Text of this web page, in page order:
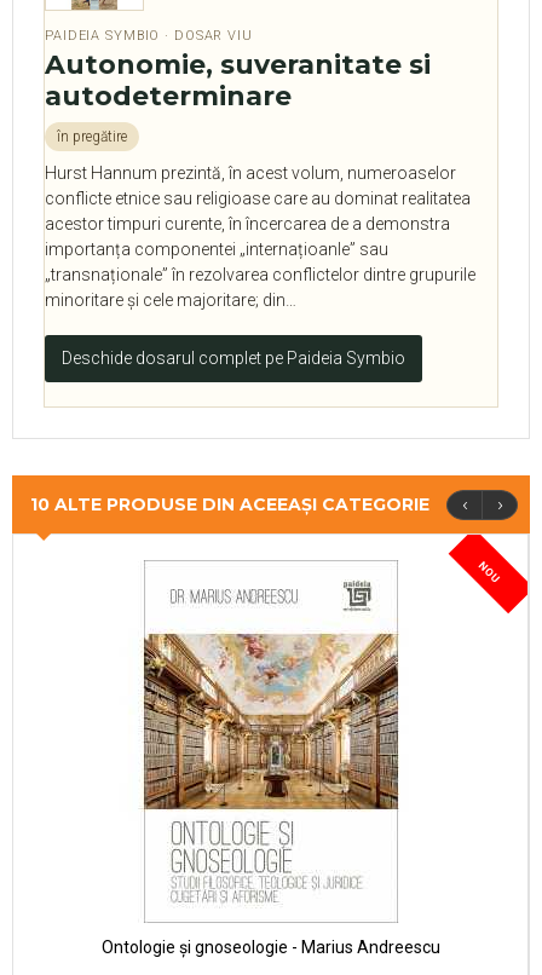
PAIDEIA SYMBIO · DOSAR VIU
Autonomie, suveranitate si
autodeterminare
în pregătire
Hurst Hannum prezintă, în acest volum, numeroaselor
conflicte etnice sau religioase care au dominat realitatea
acestor timpuri curente, în încercarea de a demonstra
importanța componentei „internațioanle” sau
„transnaționale” în rezolvarea conflictelor dintre grupurile
minoritare şi cele majoritare; din…
Deschide dosarul complet pe Paideia Symbio
10 ALTE PRODUSE DIN ACEEAȘI CATEGORIE ‹ ›
NOU
Ontologie și gnoseologie - Marius Andreescu